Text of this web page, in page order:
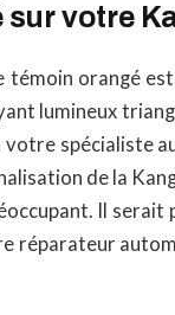
votre
orangé
lumineux
votre spécialiste
de la
Il serait
réparateur